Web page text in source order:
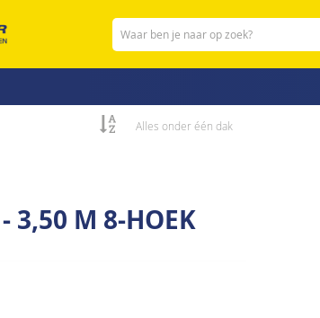
Zoeken
Alles onder één dak
3,50 M 8-HOEK